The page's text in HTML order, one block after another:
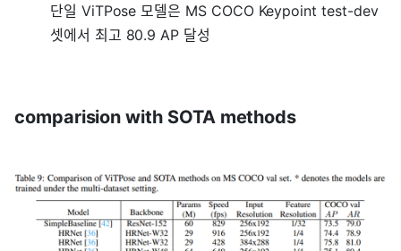
단일 ViTPose 모델은 MS COCO Keypoint test-dev
셋에서 최고 80.9 AP 달성
comparision with SOTA methods